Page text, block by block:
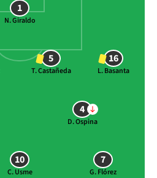
1
N. Giraldo
5
T. Castañeda
16
L. Basanta
4
D. Ospina
10
C. Usme
7
G. Flórez